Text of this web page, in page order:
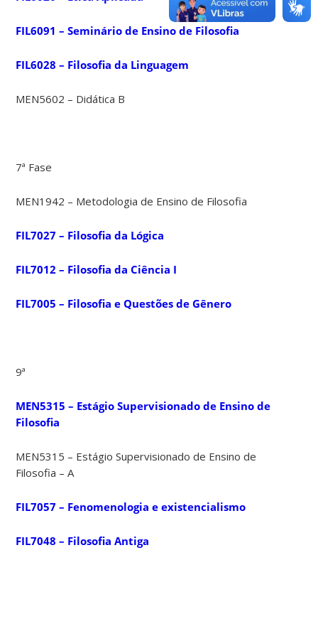
FIL6091 – Seminário de Ensino de Filosofia
FIL6028 – Filosofia da Linguagem
MEN5602 – Didática B
7ª Fase
MEN1942 – Metodologia de Ensino de Filosofia
FIL7027 – Filosofia da Lógica
FIL7012 – Filosofia da Ciência I
FIL7005 – Filosofia e Questões de Gênero
9ª
MEN5315 – Estágio Supervisionado de Ensino de
Filosofia
MEN5315 – Estágio Supervisionado de Ensino de
Filosofia – A
FIL7057 – Fenomenologia e existencialismo
FIL7048 – Filosofia Antiga